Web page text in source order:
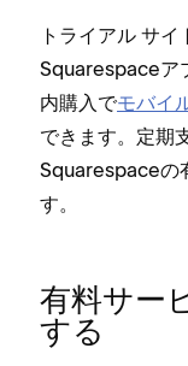
トライアル サ
Squarespaceア
内購入でモバイ
できます⁠。定期
Squarespaceの
す⁠。
有料サ⁠ー
する